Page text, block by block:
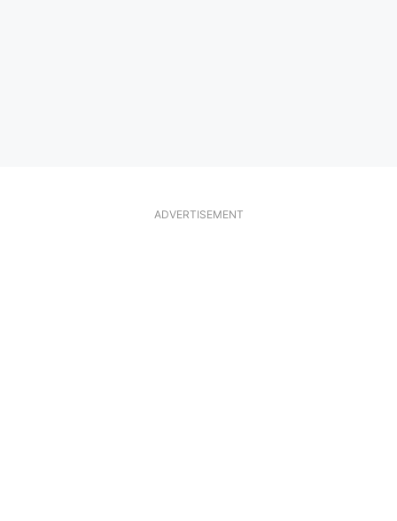
ADVERTISEMENT